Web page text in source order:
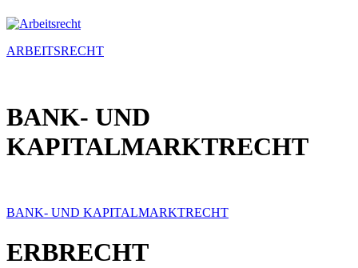
ARBEITSRECHT
BANK- UND
KAPITALMARKTRECHT
BANK- UND KAPITALMARKTRECHT
ERBRECHT